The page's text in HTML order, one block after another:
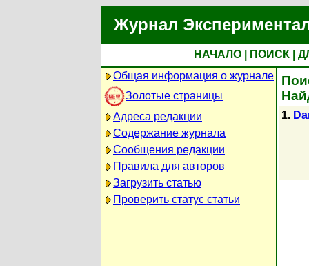
Журнал
НАЧАЛО ПОИСК
Общая информация о журнале
Золотые страницы
Адреса редакции
Содержание журнала
Сообщения редакции
Правила для авторов
Загрузить статью
Проверить статус статьи
1.